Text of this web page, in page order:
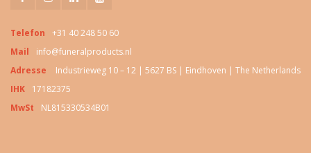
Telefon
+31 40 248 50 60
Mail
info@funeralproducts.nl
Adresse
Industrieweg 10 – 12 | 5627 BS | Eindhoven | The Netherlands
IHK
17182375
MwSt
NL815330534B01